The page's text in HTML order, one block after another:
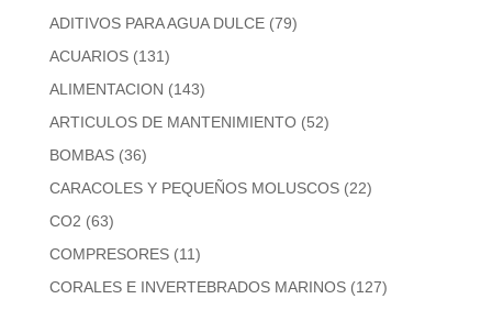
ADITIVOS PARA AGUA DULCE (79)
ACUARIOS (131)
ALIMENTACION (143)
ARTICULOS DE MANTENIMIENTO (52)
BOMBAS (36)
CARACOLES Y PEQUEÑOS MOLUSCOS (22)
CO2 (63)
COMPRESORES (11)
CORALES E INVERTEBRADOS MARINOS (127)